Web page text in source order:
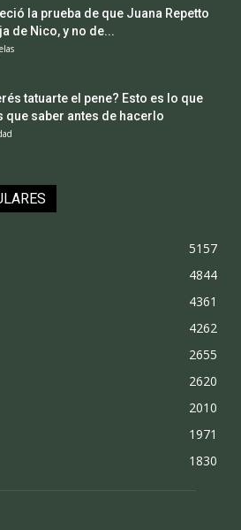
la prueba de que Juana Repetto
de Nico, y no de...
tatuarte el pene? Esto es lo que
que saber antes de hacerlo
5157
4844
4361
4262
2655
2620
2010
1971
1830